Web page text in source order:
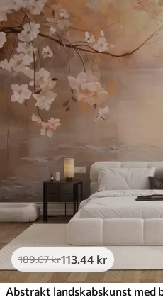
189.07kr113.44 kr